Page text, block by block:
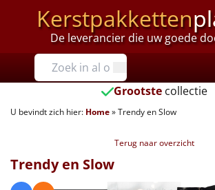
Kerstpakketten
De leverancier die uw goede
Prijzen
Tot €25
€25 tot €35
€40 tot €45
Grootste collectie
U bevindt zich hier: Home»Trendy en Slow
Terug naar overzicht
Trendy en Slow